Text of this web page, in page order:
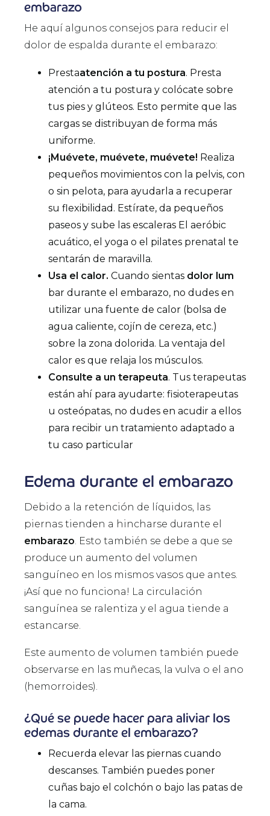
embarazo
He aquí algunos consejos para reducir el
dolor de espalda durante el embarazo:
Prestaatención a tu postura. Presta
atención a tu postura y colócate sobre
tus pies y glúteos. Esto permite que las
cargas se distribuyan de forma más
uniforme.
¡Muévete, muévete, muévete! Realiza
pequeños movimientos con la pelvis, con
o sin pelota, para ayudarla a recuperar
su flexibilidad. Estírate, da pequeños
paseos y sube las escaleras El aeróbic
acuático, el yoga o el pilates prenatal te
sentarán de maravilla.
Usa el calor. Cuando sientas dolor lum
bar durante el embarazo, no dudes en
utilizar una fuente de calor (bolsa de
agua caliente, cojín de cereza, etc.)
sobre la zona dolorida. La ventaja del
calor es que relaja los músculos.
Consulte a un terapeuta. Tus terapeutas
están ahí para ayudarte: fisioterapeutas
u osteópatas, no dudes en acudir a ellos
para recibir un tratamiento adaptado a
tu caso particular
Edema durante el embarazo
Debido a la retención de líquidos, las
piernas tienden a hincharse durante el
embarazo . Esto también se debe a que se
produce un aumento del volumen
sanguíneo en los mismos vasos que antes.
¡Así que no funciona! La circulación
sanguínea se ralentiza y el agua tiende a
estancarse.
Este aumento de volumen también puede
observarse en las muñecas, la vulva o el ano
(hemorroides).
¿Qué se puede hacer para aliviar los
edemas durante el embarazo?
Recuerda elevar las piernas cuando
descanses. También puedes poner
cuñas bajo el colchón o bajo las patas de
la cama.